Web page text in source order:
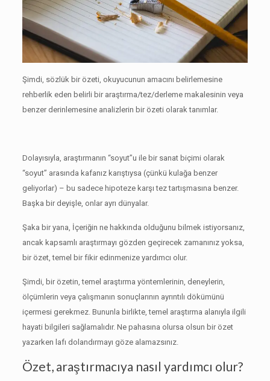
Şimdi, sözlük bir özeti, okuyucunun amacını belirlemesine
rehberlik eden belirli bir araştırma/tez/derleme makalesinin veya
benzer derinlemesine analizlerin bir özeti olarak tanımlar.
Dolayısıyla, araştırmanın “soyut”u ile bir sanat biçimi olarak
“soyut” arasında kafanız karıştıysa (çünkü kulağa benzer
geliyorlar) – bu sadece hipoteze karşı tez tartışmasına benzer.
Başka bir deyişle, onlar ayrı dünyalar.
Şaka bir yana, İçeriğin ne hakkında olduğunu bilmek istiyorsanız,
ancak kapsamlı araştırmayı gözden geçirecek zamanınız yoksa,
bir özet, temel bir fikir edinmenize yardımcı olur.
Şimdi, bir özetin, temel araştırma yöntemlerinin, deneylerin,
ölçümlerin veya çalışmanın sonuçlarının ayrıntılı dökümünü
içermesi gerekmez. Bununla birlikte, temel araştırma alanıyla ilgili
hayati bilgileri sağlamalıdır. Ne pahasına olursa olsun bir özet
yazarken lafı dolandırmayı göze alamazsınız.
Özet, araştırmacıya nasıl yardımcı olur?